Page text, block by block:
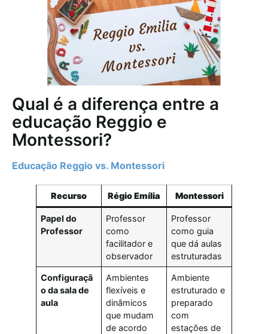
Qual é a diferença entre a
educação Reggio e
Montessori?
Educação Reggio vs. Montessori
Recurso Régio Emília Montessori
Papel do
Professor
Professor
como
facilitador e
observador
Professor
como guia
que dá aulas
estruturadas
Configuraçã
o da sala de
aula
Ambientes
flexíveis e
dinâmicos
que mudam
de acordo
Ambiente
estruturado e
preparado
com
estações de